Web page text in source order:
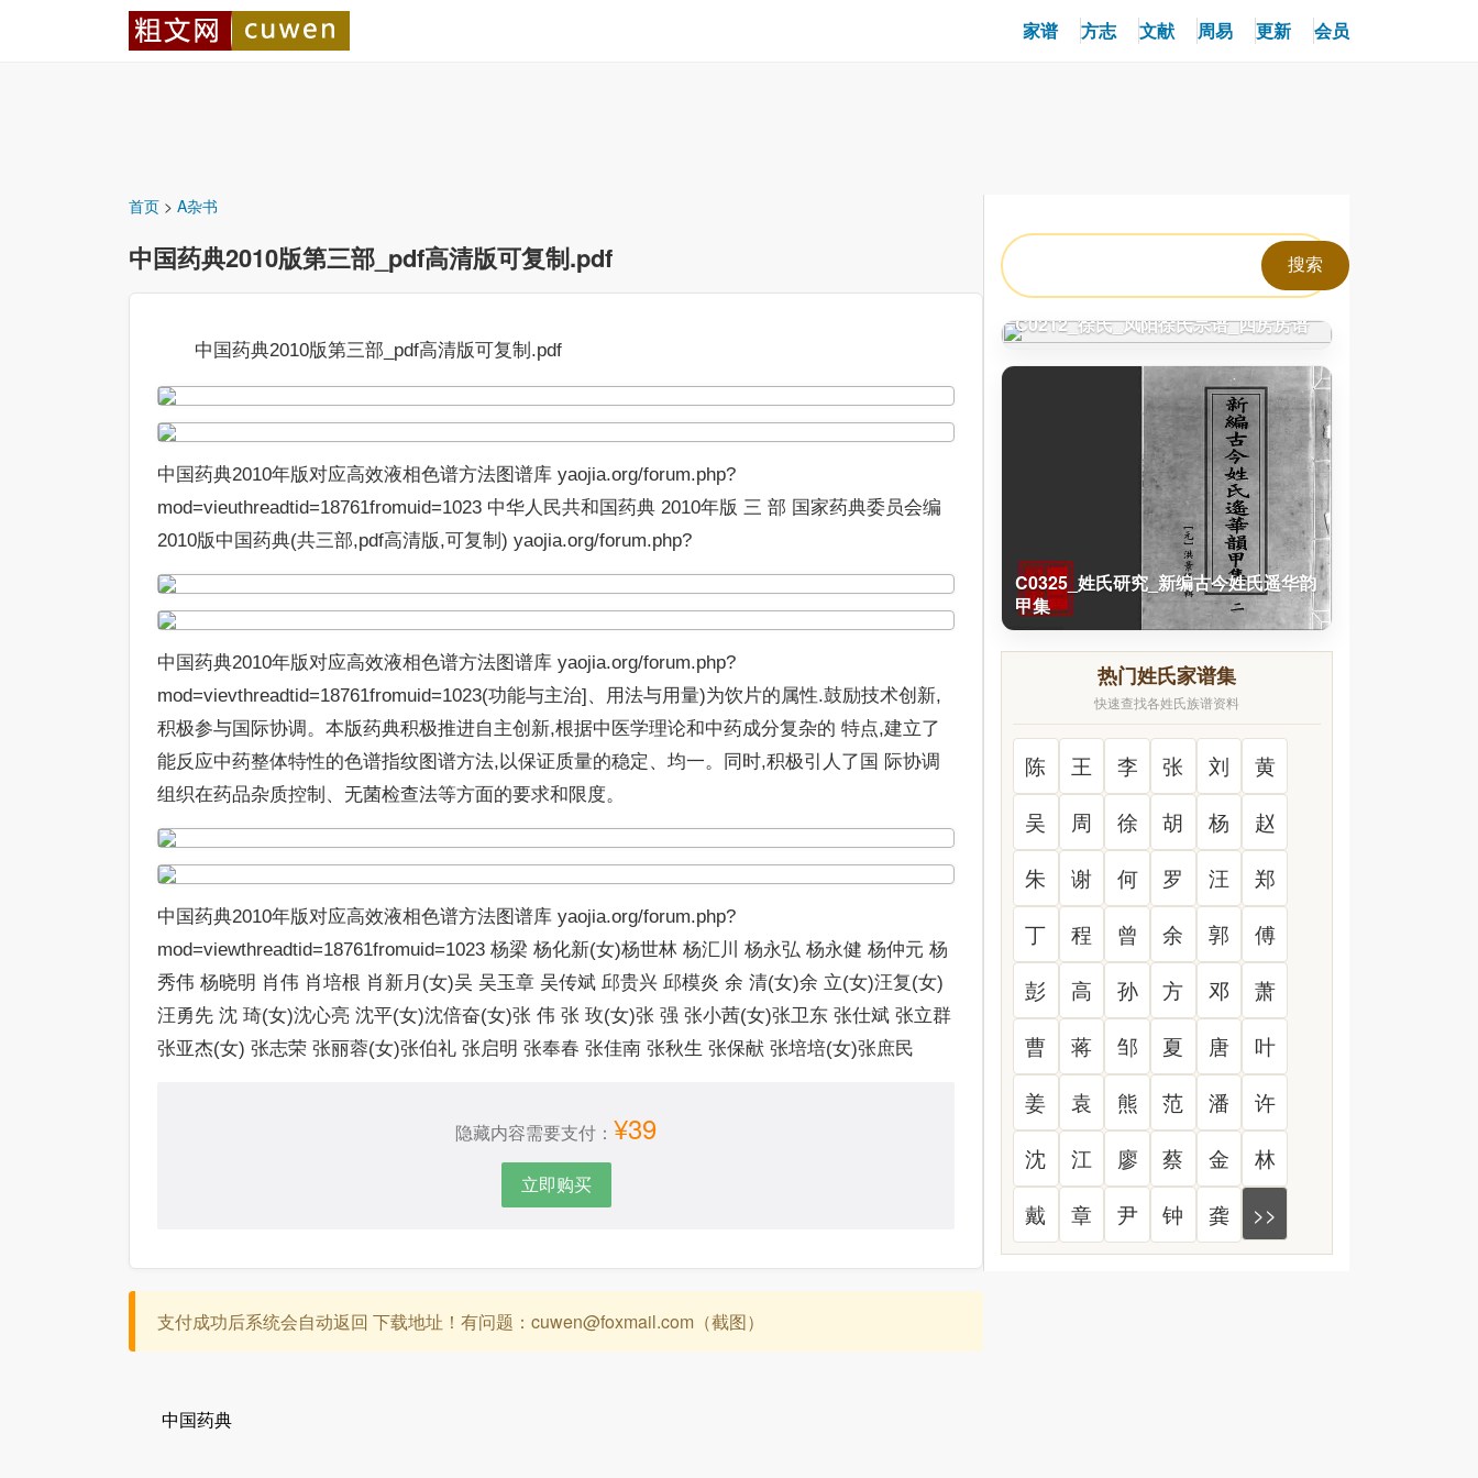
家谱 方志 文献 周易 更新 会员
首页 > A杂书
中国药典2010版第三部_pdf高清版可复制.pdf
中国药典2010版第三部_pdf高清版可复制.pdf
中国药典2010年版对应高效液相色谱方法图谱库 yaojia.org/forum.php?
mod=vieuthreadtid=18761fromuid=1023 中华人民共和国药典 2010年版 三 部 国家药典委员会编
2010版中国药典(共三部,pdf高清版,可复制) yaojia.org/forum.php?
中国药典2010年版对应高效液相色谱方法图谱库 yaojia.org/forum.php?
mod=vievthreadtid=18761fromuid=1023(功能与主治]、用法与用量)为饮片的属性.鼓励技术创新,
积极参与国际协调。本版药典积极推进自主创新,根据中医学理论和中药成分复杂的 特点,建立了
能反应中药整体特性的色谱指纹图谱方法,以保证质量的稳定、均一。同时,积极引人了国 际协调
组织在药品杂质控制、无菌检查法等方面的要求和限度。
中国药典2010年版对应高效液相色谱方法图谱库 yaojia.org/forum.php?
mod=viewthreadtid=18761fromuid=1023 杨梁 杨化新(女)杨世林 杨汇川 杨永弘 杨永健 杨仲元 杨
秀伟 杨晓明 肖伟 肖培根 肖新月(女)吴 吴玉章 吴传斌 邱贵兴 邱模炎 余 清(女)余 立(女)汪复(女)
汪勇先 沈 琦(女)沈心亮 沈平(女)沈倍奋(女)张 伟 张 玫(女)张 强 张小茜(女)张卫东 张仕斌 张立群
张亚杰(女) 张志荣 张丽蓉(女)张伯礼 张启明 张奉春 张佳南 张秋生 张保献 张培培(女)张庶民
隐藏内容需要支付： ¥39
立即购买
支付成功后系统会自动返回 下载地址！有问题：cuwen@foxmail.com（截图）
中国药典
C0212_徐氏_凤阳徐氏宗谱_四房房谱
C0325_姓氏研究_新编古今姓氏遥华韵
甲集
热门姓氏家谱集
快速查找各姓氏族谱资料
陈 王 李 张 刘
黄
吴
周 徐 胡 杨
赵
朱
谢 何 罗 汪
郑
丁
程 曾 余 郭
傅
彭
高 孙 方 邓
萧
曹
蒋 邹 夏 唐
叶
姜
袁 熊 范 潘
许
沈
江 廖 蔡 金
林
戴
章 尹 钟 龚 >>